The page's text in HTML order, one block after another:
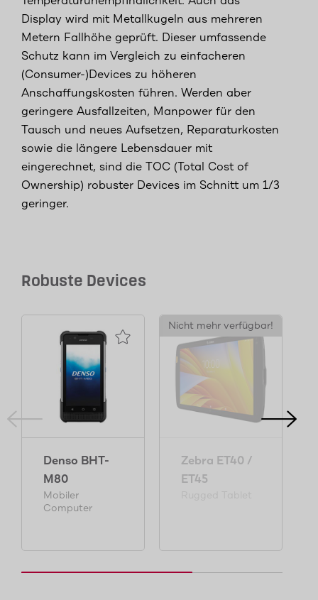
Display wird mit Metallkugeln aus mehreren
Metern Fallhöhe geprüft. Dieser umfassende
Schutz kann im Vergleich zu einfacheren
(Consumer-)Devices zu höheren
Anschaffungskosten führen. Werden aber
geringere Ausfallzeiten, Manpower für den
Tausch und neues Aufsetzen, Reparaturkosten
sowie die längere Lebensdauer mit
eingerechnet, sind die TOC (Total Cost of
Ownership) robuster Devices im Schnitt um 1/3
geringer.
Robuste Devices
Denso BHT-
M80
Mobiler
Computer
Nicht mehr verfügbar!
Zebra ET40 /
ET45